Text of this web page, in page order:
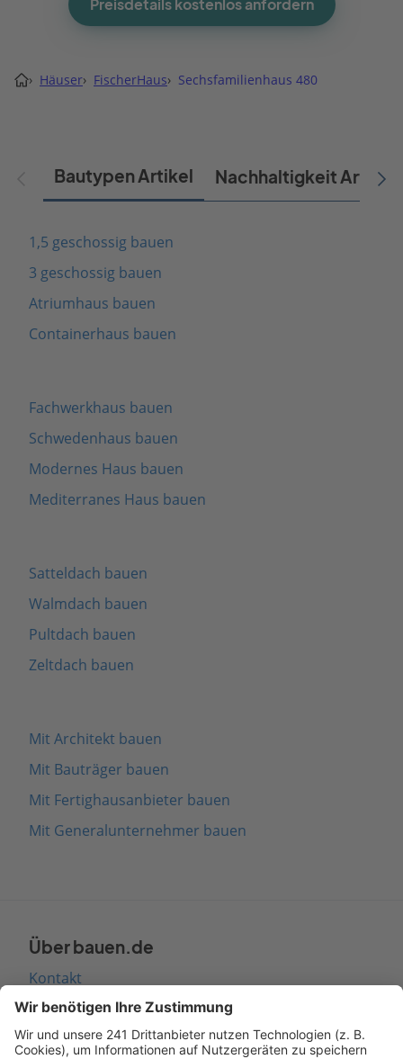
Preisdetails kostenlos anfordern
› Häuser› FischerHaus› Sechsfamilienhaus 480
Bautypen Artikel Nachhaltigkeit Artikel
1,5 geschossig bauen
3 geschossig bauen
Atriumhaus bauen
Containerhaus bauen
Fachwerkhaus bauen
Schwedenhaus bauen
Modernes Haus bauen
Mediterranes Haus bauen
Satteldach bauen
Walmdach bauen
Pultdach bauen
Zeltdach bauen
Mit Architekt bauen
Mit Bauträger bauen
Mit Fertighausanbieter bauen
Mit Generalunternehmer bauen
Über bauen.de
Kontakt
Seitenaufbau
Barrierefreiheit